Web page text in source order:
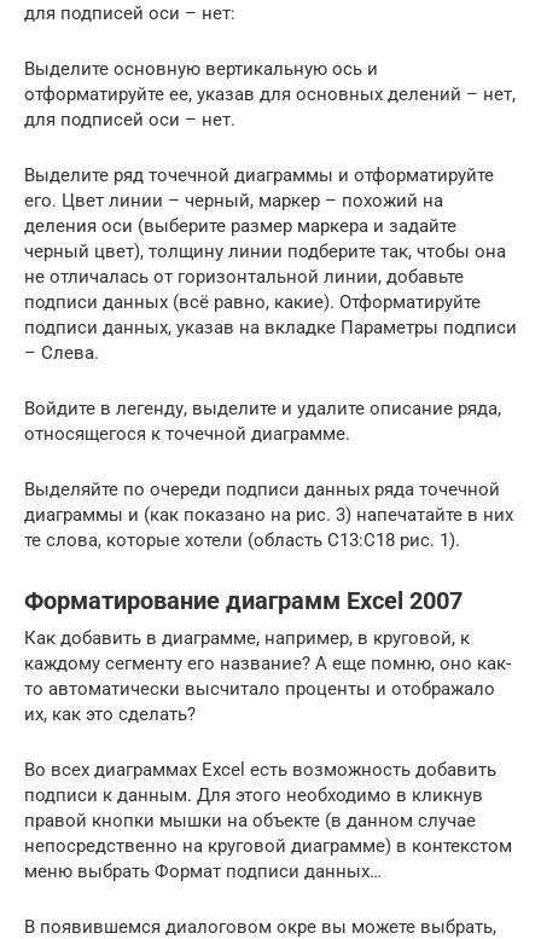
для подписей оси – нет:
Выделите основную вертикальную ось и
отформатируйте ее, указав для основных делений – нет,
для подписей оси – нет.
Выделите ряд точечной диаграммы и отформатируйте
его. Цвет линии – черный, маркер – похожий на
деления оси (выберите размер маркера и задайте
черный цвет), толщину линии подберите так, чтобы она
не отличалась от горизонтальной линии, добавьте
подписи данных (всё равно, какие). Отформатируйте
подписи данных, указав на вкладке Параметры подписи
– Слева.
Войдите в легенду, выделите и удалите описание ряда,
относящегося к точечной диаграмме.
Выделяйте по очереди подписи данных ряда точечной
диаграммы и (как показано на рис. 3) напечатайте в них
те слова, которые хотели (область С13:С18 рис. 1).
Форматирование диаграмм Excel 2007
Как добавить в диаграмме, например, в круговой, к
каждому сегменту его название? А еще помню, оно как-
то автоматически высчитало проценты и отображало
их, как это сделать?
Во всех диаграммах Excel есть возможность добавить
подписи к данным. Для этого необходимо в кликнув
правой кнопки мышки на объекте (в данном случае
непосредственно на круговой диаграмме) в контекстом
меню выбрать Формат подписи данных…
В появившемся диалоговом окре вы можете выбрать,